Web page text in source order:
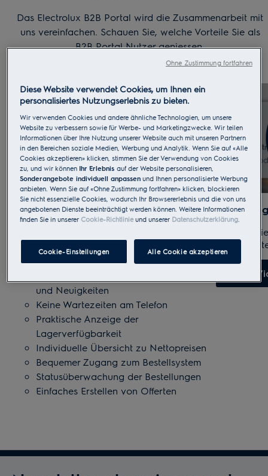
Das Electrolux B2B Portal wird die Zusammenarbeit mit
uns vereinfachen. Schauen Sie, welche Vorteile Sie als
B2B Portal Nutzer geniessen.
Profitieren Sie rund um die Uhr
von Produktinformationen/–Medien,
und Preislisten
und Neuigkeiten
Keine Wartezeiten am Telefon
Praktische Anzeige der
Lagerverfügbarkeit
Individuelle Übersicht zu Nettopreisen
Bequemer Zugang zum Bestellsystem
Statusüberwachung der Bestellungen
Einfaches Erstellen von Offerten
Erfahren
online
Zum
Diese Website verwendet Cookies, um Ihnen ein
personalisiertes Nutzungserlebnis zu bieten.
Wir verwenden Cookies und andere ähnliche Technologien, um unsere
Website zu verbessern sowie für Werbe- und Marketingzwecke. Wir teilen
Informationen über Ihre Nutzung unserer Website auch mit unseren Partnern
in den Bereichen soziale Medien, Werbung und Analytik. Wenn Sie auf «Alle
Cookies akzeptieren» klicken, stimmen Sie der Verwendung von Cookies
zu, und wir können Ihr Erlebnisauf der Website personalisieren,
Sonderangebote individuell anpassen und Ihnen personalisierte Werbung
anbieten. Wenn Sie auf «Ohne Zustimmung fortfahren» klicken, blockieren
Sie nicht essenzielle Cookies, wodurch Ihr Browsererlebnis und die von uns
angebotenen Dienste beeinträchtigt werden können. Weitere Informationen
finden Sie in unserer Cookie-Richtlinieund unserer Datenschutzerklärung.
Cookie-Einstellungen Alle Cookie akzeptieren
Ohne Zustimmung fortfahren